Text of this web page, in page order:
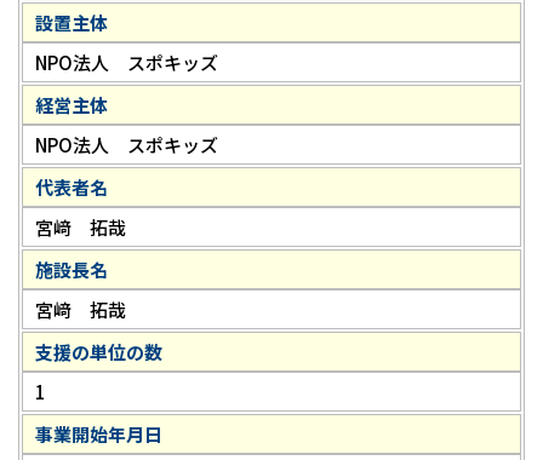
設置主体
NPO法人 スポキッズ
経営主体
NPO法人 スポキッズ
代表者名
宮﨑 拓哉
施設長名
宮﨑 拓哉
支援の単位の数
1
事業開始年月日